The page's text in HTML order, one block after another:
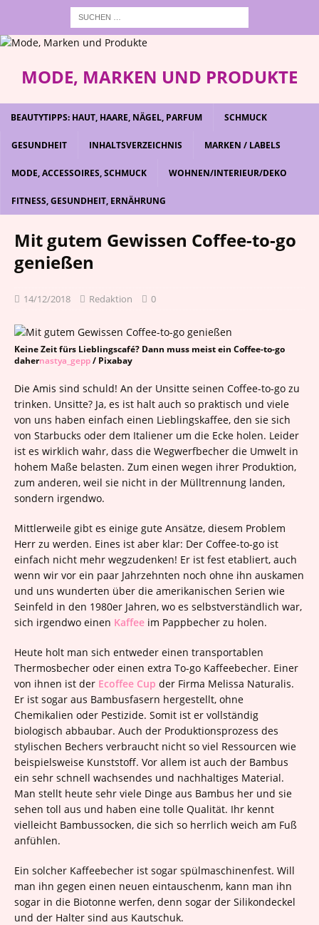
MODE, MARKEN UND PRODUKTE
BEAUTYTIPPS: HAUT, HAARE, NÄGEL, PARFUM SCHMUCK
GESUNDHEIT INHALTSVERZEICHNIS MARKEN / LABELS
MODE, ACCESSOIRES, SCHMUCK WOHNEN/INTERIEUR/DEKO
FITNESS, GESUNDHEIT, ERNÄHRUNG
Mit gutem Gewissen Coffee-to-go
genießen
14/12/2018 Redaktion 0
Keine Zeit fürs Lieblingscafé? Dann muss meist ein Coffee-to-go
dahernastya_gepp/ Pixabay
Die Amis sind schuld! An der Unsitte seinen Coffee-to-go zu
trinken. Unsitte? Ja, es ist halt auch so praktisch und viele
von uns haben einfach einen Lieblingskaffee, den sie sich
von Starbucks oder dem Italiener um die Ecke holen. Leider
ist es wirklich wahr, dass die Wegwerfbecher die Umwelt in
hohem Maße belasten. Zum einen wegen ihrer Produktion,
zum anderen, weil sie nicht in der Mülltrennung landen,
sondern irgendwo.
Mittlerweile gibt es einige gute Ansätze, diesem Problem
Herr zu werden. Eines ist aber klar: Der Coffee-to-go ist
einfach nicht mehr wegzudenken! Er ist fest etabliert, auch
wenn wir vor ein paar Jahrzehnten noch ohne ihn auskamen
und uns wunderten über die amerikanischen Serien wie
Seinfeld in den 1980er Jahren, wo es selbstverständlich war,
sich irgendwo einen Kaffee im Pappbecher zu holen.
Heute holt man sich entweder einen transportablen
Thermosbecher oder einen extra To-go Kaffeebecher. Einer
von ihnen ist der Ecoffee Cup der Firma Melissa Naturalis.
Er ist sogar aus Bambusfasern hergestellt, ohne
Chemikalien oder Pestizide. Somit ist er vollständig
biologisch abbaubar. Auch der Produktionsprozess des
stylischen Bechers verbraucht nicht so viel Ressourcen wie
beispielsweise Kunststoff. Vor allem ist auch der Bambus
ein sehr schnell wachsendes und nachhaltiges Material.
Man stellt heute sehr viele Dinge aus Bambus her und sie
sehen toll aus und haben eine tolle Qualität. Ihr kennt
vielleicht Bambussocken, die sich so herrlich weich am Fuß
anfühlen.
Ein solcher Kaffeebecher ist sogar spülmaschinenfest. Will
man ihn gegen einen neuen eintauschenm, kann man ihn
sogar in die Biotonne werfen, denn sogar der Silikondeckel
und der Halter sind aus Kautschuk.